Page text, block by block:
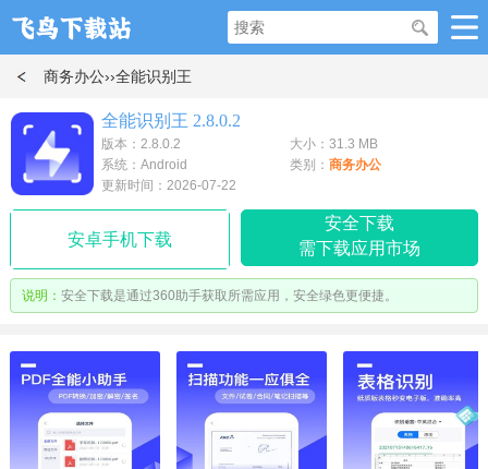
商务办公››全能识别王
全能识别王 2.8.0.2
版本：2.8.0.2
大小：31.3 MB
系统：Android
类别： 商务办公
更新时间：2026-07-22
安卓手机下载
安全下载
需下载应用市场
说明： 安全下载是通过360助手获取所需应用，安全绿色更便捷。